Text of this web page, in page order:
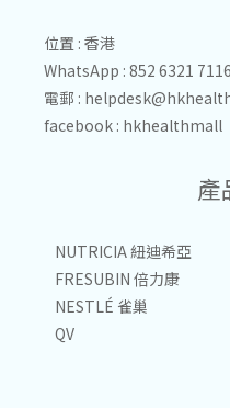
位置 : 香港
WhatsApp : 852 6321 7116
電郵 :
facebook : hkhealthmall
產
NUTRICIA 紐迪希亞
FRESUBIN 倍力康
NESTLÉ 雀巢
QV